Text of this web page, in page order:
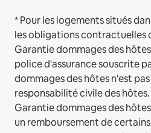
* Pour les logements situés
les obligations contractuelles
Garantie dommages des
police d'assurance souscrite
dommages des hôtes n'est
responsabilité civile des
Garantie dommages des
un remboursement de